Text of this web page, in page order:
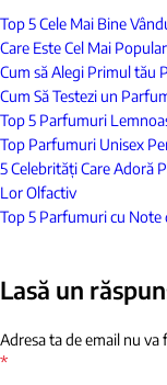
Top 5 Cele Mai Bine
Care Este Cel Mai
Cum să Alegi Primul tău
Cum Să Testezi un
Top 5 Parfumuri
Top Parfumuri Unisex
5 Celebrități Care Adoră
Lor Olfactiv
Top 5 Parfumuri cu
Lasă un
Adresa ta de email nu va
*